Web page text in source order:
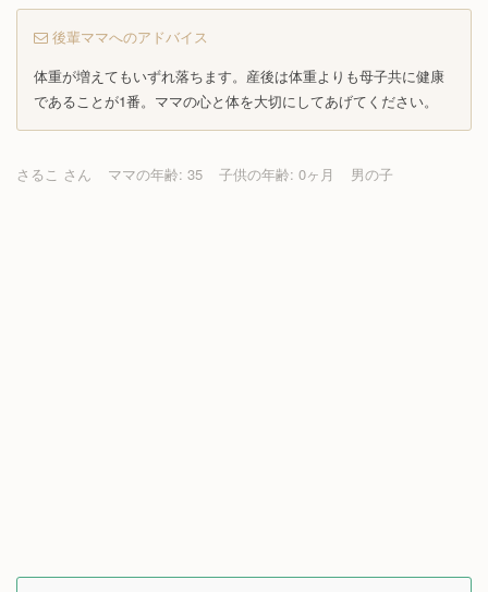
後輩ママへのアドバイス
体重が増えてもいずれ落ちます。産後は体重よりも母子共に健康
であることが1番。ママの心と体を大切にしてあげてください。
さるこ さん ママの年齢: 35 子供の年齢: 0ヶ月 男の子